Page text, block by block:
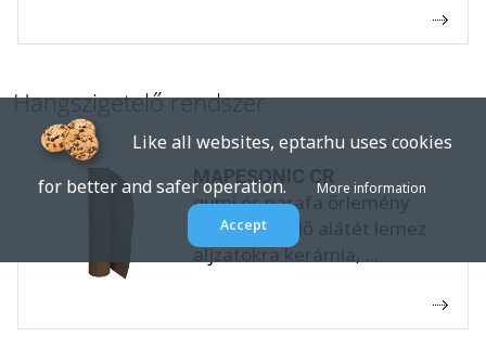
Hangszigetelő rendszer
MAPESONIC CR
gumi és parafa őrlemény
hangszigetelő alátét lemez
aljzatokra kerámia, ...
Like all websites, eptar.hu uses cookies
for better and safer operation.
More information
Accept